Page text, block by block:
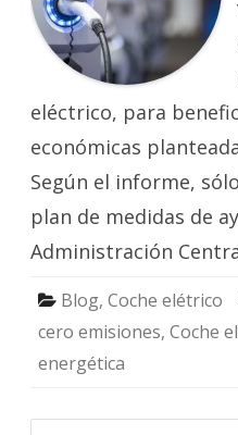
eléctrico, para
económicas
Según el informe,
plan de medidas de
Administración
Blog, Coche elétrico
cero emisiones, Coche
energética